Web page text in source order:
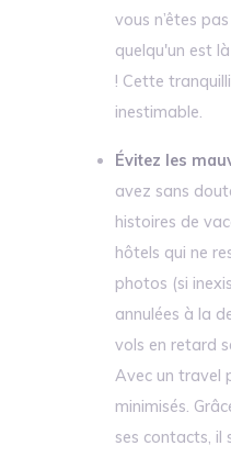
vous n’êtes
quelqu'un est
! Cette
inestimable.
Évitez les
avez sans
histoires de
hôtels qui ne
photos (si
annulées à la
vols en retard
Avec un travel
minimisés.
ses contacts, il